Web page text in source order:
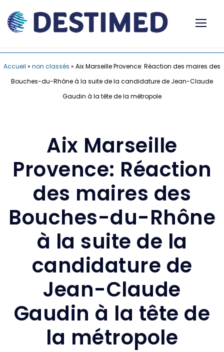
Accueil » non classés » Aix Marseille Provence: Réaction des maires des
Bouches-du-Rhône à la suite de la candidature de Jean-Claude
Gaudin à la tête de la métropole
Aix Marseille
Provence: Réaction
des maires des
Bouches-du-Rhône
à la suite de la
candidature de
Jean-Claude
Gaudin à la tête de
la métropole